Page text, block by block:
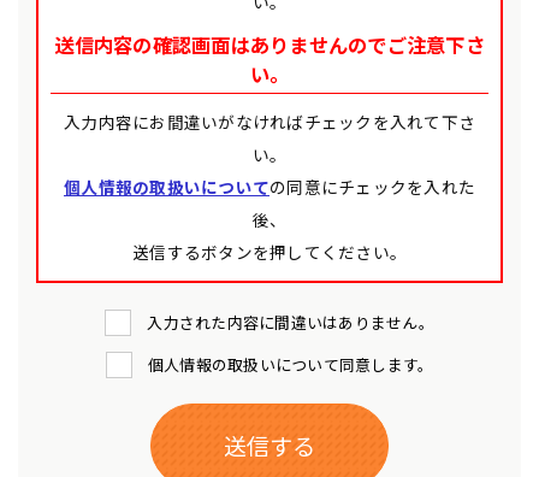
送信内容の確認画面はありませんのでご注意下さ
い。
入力内容にお間違いがなければチェックを入れて下さ
い。
個人情報の取扱いについての同意にチェックを入れた
後、
送信するボタンを押してください。
入力された内容に間違いはありません。
個人情報の取扱いについて同意します。